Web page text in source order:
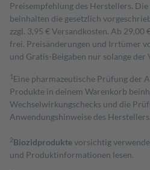
Preisempfehlung des Herstellers. Die
beinhalten die gesetzlich
zzgl. 3,95 € Versandkosten. Ab
frei. Preisänderungen und Irrtümer
und Gratis-Beigaben nur solange
1 Eine pharmazeutische Prüfung der
Produkte in deinem Warenkorb
Wechselwirkungschecks und die
Anwendungshinweise des Herstellers.
2Biozidproduktevorsichtig
und Produktinformationen lesen.